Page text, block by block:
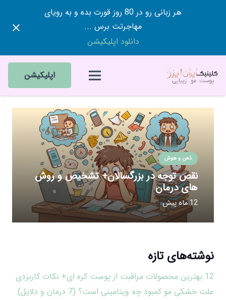
هر زبانی رو در 80 روز قورت بده و به رویای
مهاجرتت برس ...
دانلود اپلیکیشن
اپلیکیشن
ذهن و هوش
نقص توجه در بزرگسالان+ تشخیص و روش
های درمان
12 ماه پیش
نوشته‌های تازه
12 بهترین محصولات مراقبت از پوست کره ای+ نکات کاربردی
علت خشکی مو کمبود چه ویتامینی است؟ (7 درمان و دلایل)